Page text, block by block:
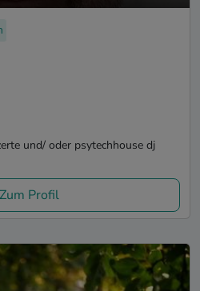
und/ oder psytechhouse dj
Zum Profil